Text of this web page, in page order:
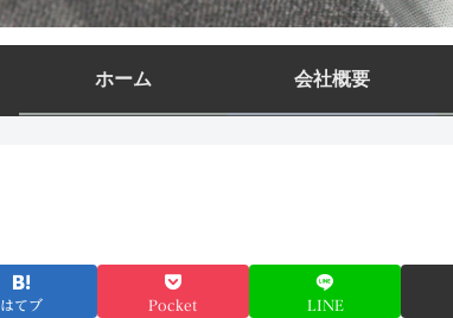
ホーム 会社概要
はてブ Pocket LINE